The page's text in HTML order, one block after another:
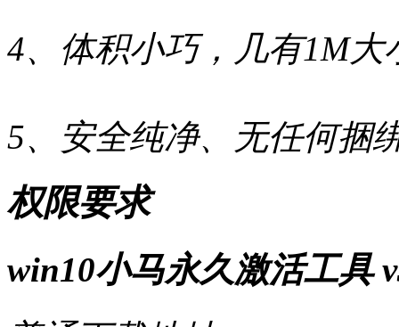
4、体积小巧，几有1M大
5、安全纯净、无任何捆
权限要求
win10小马永久激活工具